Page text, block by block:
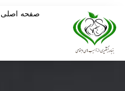
صفحه اصلی